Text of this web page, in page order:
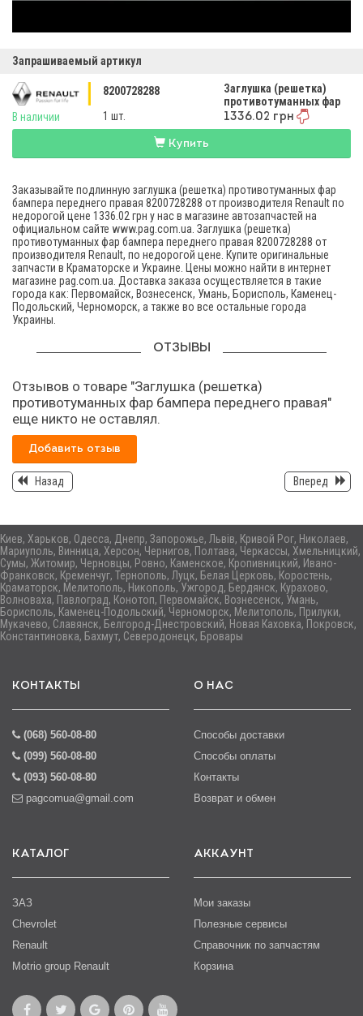
Запрашиваемый артикул
8200728288
Заглушка (решетка)
противотуманных фар
бампера переднего
правая
В наличии 1 шт. 1336.02 грн
Купить
Заказывайте подлинную заглушка (решетка) противотуманных фар
бампера переднего правая 8200728288 от производителя Renault по
недорогой цене 1336.02 грн у нас в магазине автозапчастей на
официальном сайте www.pag.com.ua. Заглушка (решетка)
противотуманных фар бампера переднего правая 8200728288 от
производителя Renault, по недорогой цене. Купите оригинальные
запчасти в Краматорске и Украине. Цены можно найти в интернет
магазине pag.com.ua. Доставка заказа осуществляется в такие
города как: Первомайск, Вознесенск, Умань, Борисполь, Каменец-
Подольский, Черноморск, а также во все остальные города
Украины.
ОТЗЫВЫ
Отзывов о товаре "Заглушка (решетка)
противотуманных фар бампера переднего правая"
еще никто не оставлял.
Добавить отзыв
Назад Вперед
Киев, Харьков, Одесса, Днепр, Запорожье, Львів, Кривой Рог, Николаев,
Мариуполь, Винница, Херсон, Чернигов, Полтава, Черкассы, Хмельницкий,
Сумы, Житомир, Черновцы, Ровно, Каменское, Кропивницкий, Ивано-
Франковск, Кременчуг, Тернополь, Луцк, Белая Церковь, Коростень,
Краматорск, Мелитополь, Никополь, Ужгород, Бердянск, Курахово,
Волноваха, Павлоград, Конотоп, Первомайск, Вознесенск, Умань,
Борисполь, Каменец-Подольский, Черноморск, Мелитополь, Прилуки,
Мукачево, Славянск, Белгород-Днестровский, Новая Каховка, Покровск,
Константиновка, Бахмут, Северодонецк, Бровары
КОНТАКТЫ
(068) 560-08-80
(099) 560-08-80
(093) 560-08-80
pagcomua@gmail.com
О НАС
Способы доставки
Способы оплаты
Контакты
Возврат и обмен
КАТАЛОГ
ЗАЗ
Chevrolet
Renault
Motrio group Renault
АККАУНТ
Мои заказы
Полезные сервисы
Справочник по запчастям
Корзина